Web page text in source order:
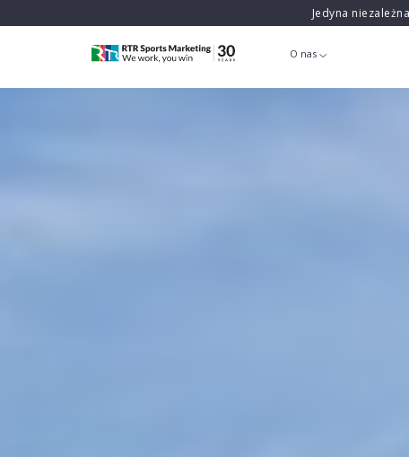
Jedyna
O nas